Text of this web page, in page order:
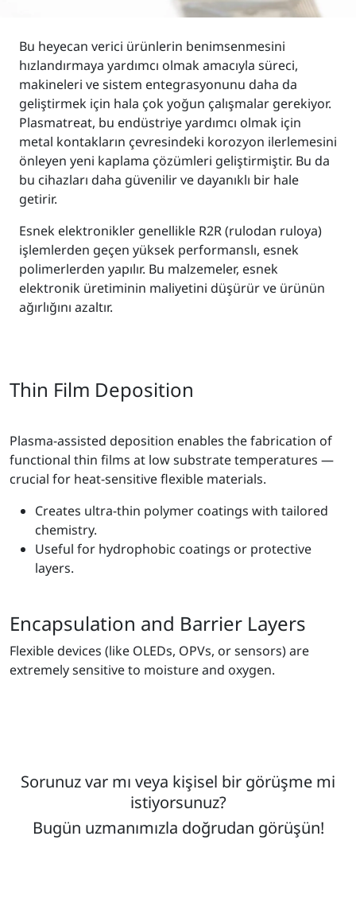
Bu heyecan verici ürünlerin benimsenmesini
hızlandırmaya yardımcı olmak amacıyla süreci,
makineleri ve sistem entegrasyonunu daha da
geliştirmek için hala çok yoğun çalışmalar gerekiyor.
Plasmatreat, bu endüstriye yardımcı olmak için
metal kontakların çevresindeki korozyon ilerlemesini
önleyen yeni kaplama çözümleri geliştirmiştir. Bu da
bu cihazları daha güvenilir ve dayanıklı bir hale
getirir.
Esnek elektronikler genellikle R2R (rulodan ruloya)
işlemlerden geçen yüksek performanslı, esnek
polimerlerden yapılır. Bu malzemeler, esnek
elektronik üretiminin maliyetini düşürür ve ürünün
ağırlığını azaltır.
Thin Film Deposition
Plasma-assisted deposition enables the fabrication of
functional thin films at low substrate temperatures —
crucial for heat-sensitive flexible materials.
Creates ultra-thin polymer coatings with tailored
chemistry.
Useful for hydrophobic coatings or protective
layers.
Encapsulation and Barrier Layers
Flexible devices (like OLEDs, OPVs, or sensors) are
extremely sensitive to moisture and oxygen.
Sorunuz var mı veya kişisel bir görüşme mi
istiyorsunuz?
Bugün uzmanımızla doğrudan görüşün!